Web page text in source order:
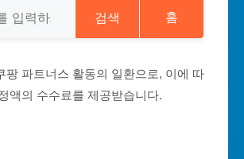
검색 홈
팡 파트너스 활동의 일환으로, 이에 따
액의 수수료를 제공받습니다.